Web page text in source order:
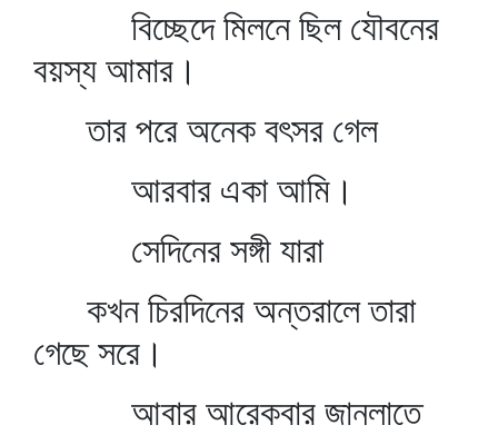
বিচ্ছেদে মিলনে ছিল যৌবনের
বয়স্য আমার।
তার পরে অনেক বৎসর গেল
আরবার একা আমি।
সেদিনের সঙ্গী যারা
কখন চিরদিনের অন্তরালে তারা
গেছে সরে।
আবার আরেকবার জানলাতে